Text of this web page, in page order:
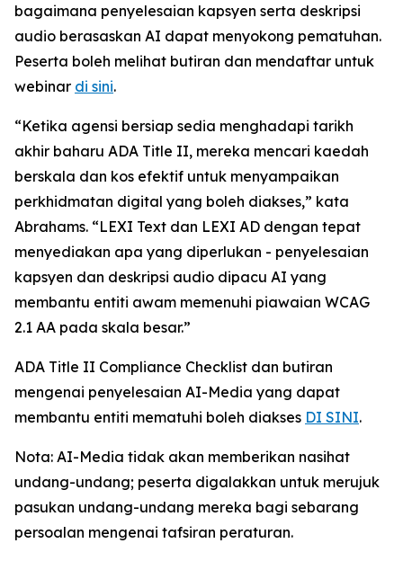
bagaimana penyelesaian kapsyen serta deskripsi
audio berasaskan AI dapat menyokong pematuhan.
Peserta boleh melihat butiran dan mendaftar untuk
webinar di sini.
“Ketika agensi bersiap sedia menghadapi tarikh
akhir baharu ADA Title II, mereka mencari kaedah
berskala dan kos efektif untuk menyampaikan
perkhidmatan digital yang boleh diakses,” kata
Abrahams. “LEXI Text dan LEXI AD dengan tepat
menyediakan apa yang diperlukan - penyelesaian
kapsyen dan deskripsi audio dipacu AI yang
membantu entiti awam memenuhi piawaian WCAG
2.1 AA pada skala besar.”
ADA Title II Compliance Checklist dan butiran
mengenai penyelesaian AI-Media yang dapat
membantu entiti mematuhi boleh diakses DI SINI.
Nota: AI-Media tidak akan memberikan nasihat
undang-undang; peserta digalakkan untuk merujuk
pasukan undang-undang mereka bagi sebarang
persoalan mengenai tafsiran peraturan.